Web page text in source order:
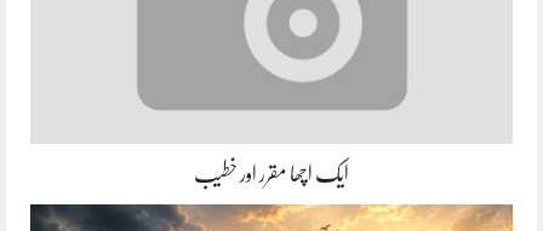
ایک اچھا مقرر اور خطیب